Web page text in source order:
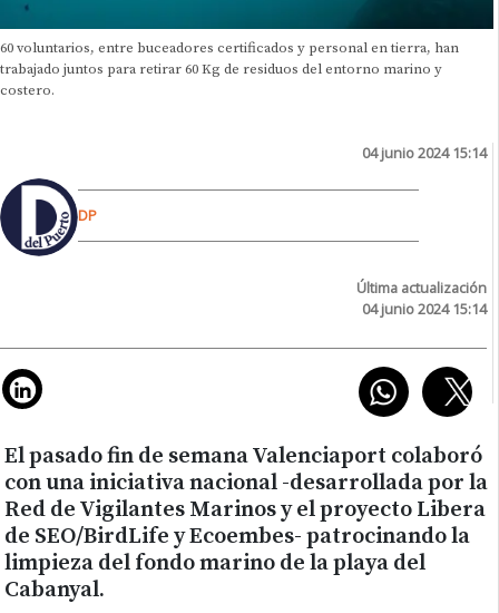
60 voluntarios, entre buceadores certificados y personal en tierra, han
trabajado juntos para retirar 60 Kg de residuos del entorno marino y
costero.
04 junio 2024 15:14
DP
Última actualización
04 junio 2024 15:14
El pasado fin de semana Valenciaport colaboró
con una iniciativa nacional -desarrollada por la
Red de Vigilantes Marinos y el proyecto Libera
de SEO/BirdLife y Ecoembes- patrocinando la
limpieza del fondo marino de la playa del
Cabanyal.